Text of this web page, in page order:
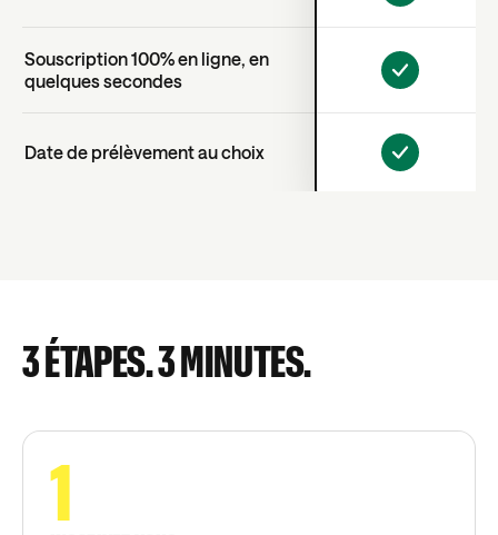
Souscription 100% en ligne, en
quelques secondes
Date de prélèvement au choix
3 ÉTAPES. 3 MINUTES.
1